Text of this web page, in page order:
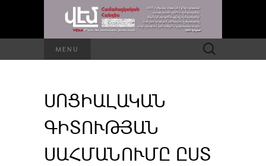
MENU Որոնել՝
ՍՈՑԻԱԼԱԿԱՆ
ԳԻՏՈՒԹՅԱՆ
ՍԱՀՄԱՆՈՒՄԸ ԸՍՏ